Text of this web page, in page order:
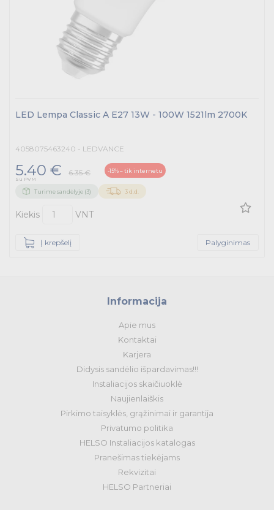
LED Lempa Classic A E27 13W - 100W 1521lm 2700K
4058075463240 - LEDVANCE
5.40 € 6.35 € -15% – tik internetu
Su PVM
Turime sandėlyje (3) 3 d.d.
Kiekis VNT
Į krepšelį Palyginimas
Informacija
Apie mus
Kontaktai
Karjera
Didysis sandėlio išpardavimas!!!
Instaliacijos skaičiuoklė
Naujienlaiškis
Pirkimo taisyklės, grąžinimai ir garantija
Privatumo politika
HELSO Instaliacijos katalogas
Pranešimas tiekėjams
Rekvizitai
HELSO Partneriai